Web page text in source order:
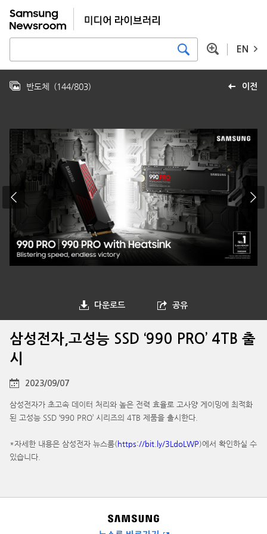
EN
이전
반도체 (144/803)
다운로드 공유
삼성전자,고성능 SSD ‘990 PRO’ 4TB 출
시
2023/09/07
삼성전자가 초고속 데이터 처리와 높은 전력 효율로 고사양 게이밍에 최적화
된 고성능 SSD ‘990 PRO’ 시리즈의 4TB 제품을 출시한다.
*자세한 내용은 삼성전자 뉴스룸(https://bit.ly/3LdoLWP)에서 확인하실 수
있습니다.